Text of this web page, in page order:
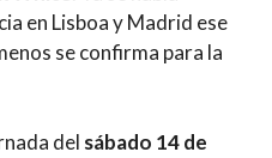
en Lisboa y Madrid ese
se confirma para la
del sábado 14 de